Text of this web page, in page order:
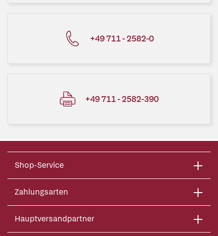
+49 711 - 2582-0
+49 711 - 2582-390
Shop-Service
Zahlungsarten
Hauptversandpartner